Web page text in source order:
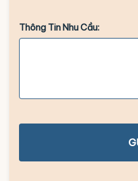
Thông Tin Nhu Cầu: